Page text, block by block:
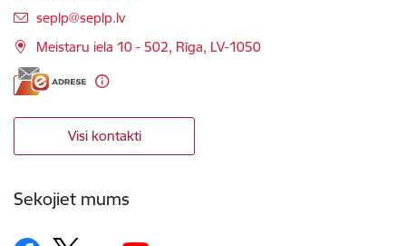
E-pasts:
seplp@seplp.lv
Meistaru iela 10 - 502, Rīga, LV-1050
Visi kontakti
Sekojiet mums